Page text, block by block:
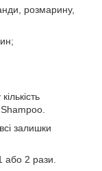
розмарину,
залишки
або 2 рази.